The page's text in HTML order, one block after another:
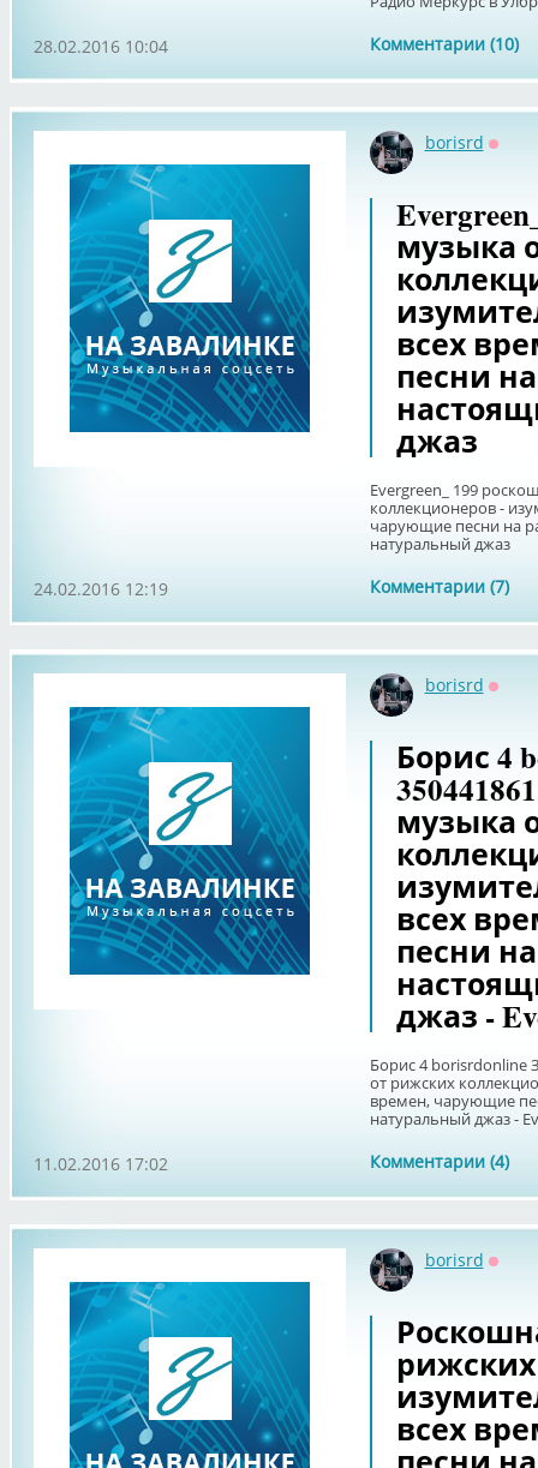
Комментарии (10)
28.02.2016 10:04
borisrd
музыка
всех
песни
джаз
Evergreen_ 199
коллекционеров -
чарующие песни на
натуральный джаз
Комментарии (7)
24.02.2016 12:19
borisrd
Борис 4
музыка
всех
песни
джаз -
Борис 4 borisrdonline
от рижских
времен, чарующие
натуральный джаз -
Комментарии (4)
11.02.2016 17:02
borisrd
всех